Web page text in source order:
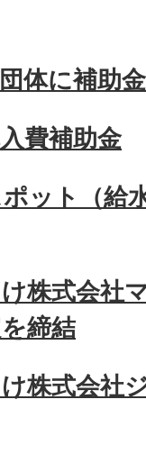
体に補助
費補助金
ット（給
株式会社
締結
株式会社